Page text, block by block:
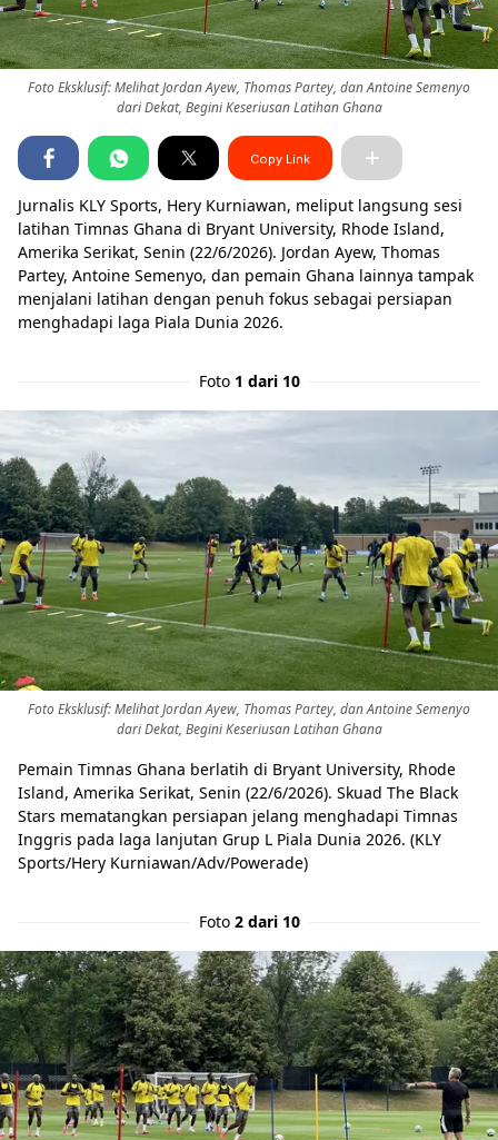
Foto Eksklusif: Melihat Jordan Ayew, Thomas Partey, dan Antoine Semenyo
dari Dekat, Begini Keseriusan Latihan Ghana
Copy Link
Jurnalis KLY Sports, Hery Kurniawan, meliput langsung sesi
latihan Timnas Ghana di Bryant University, Rhode Island,
Amerika Serikat, Senin (22/6/2026). Jordan Ayew, Thomas
Partey, Antoine Semenyo, dan pemain Ghana lainnya tampak
menjalani latihan dengan penuh fokus sebagai persiapan
menghadapi laga Piala Dunia 2026.
Foto 1 dari 10
Foto Eksklusif: Melihat Jordan Ayew, Thomas Partey, dan Antoine Semenyo
dari Dekat, Begini Keseriusan Latihan Ghana
Pemain Timnas Ghana berlatih di Bryant University, Rhode
Island, Amerika Serikat, Senin (22/6/2026). Skuad The Black
Stars mematangkan persiapan jelang menghadapi Timnas
Inggris pada laga lanjutan Grup L Piala Dunia 2026. (KLY
Sports/Hery Kurniawan/Adv/Powerade)
Foto 2 dari 10